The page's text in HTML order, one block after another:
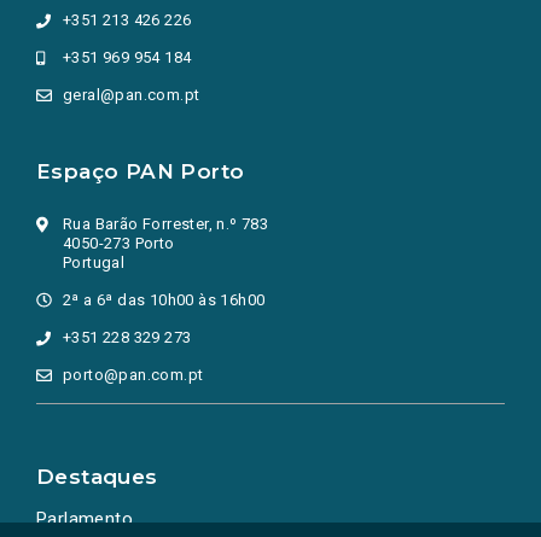
+351 213 426 226
+351 969 954 184
geral@pan.com.pt
Espaço PAN Porto
Rua Barão Forrester, n.º 783
4050-273 Porto
Portugal
2ª a 6ª das 10h00 às 16h00
+351 228 329 273
porto@pan.com.pt
Destaques
Parlamento